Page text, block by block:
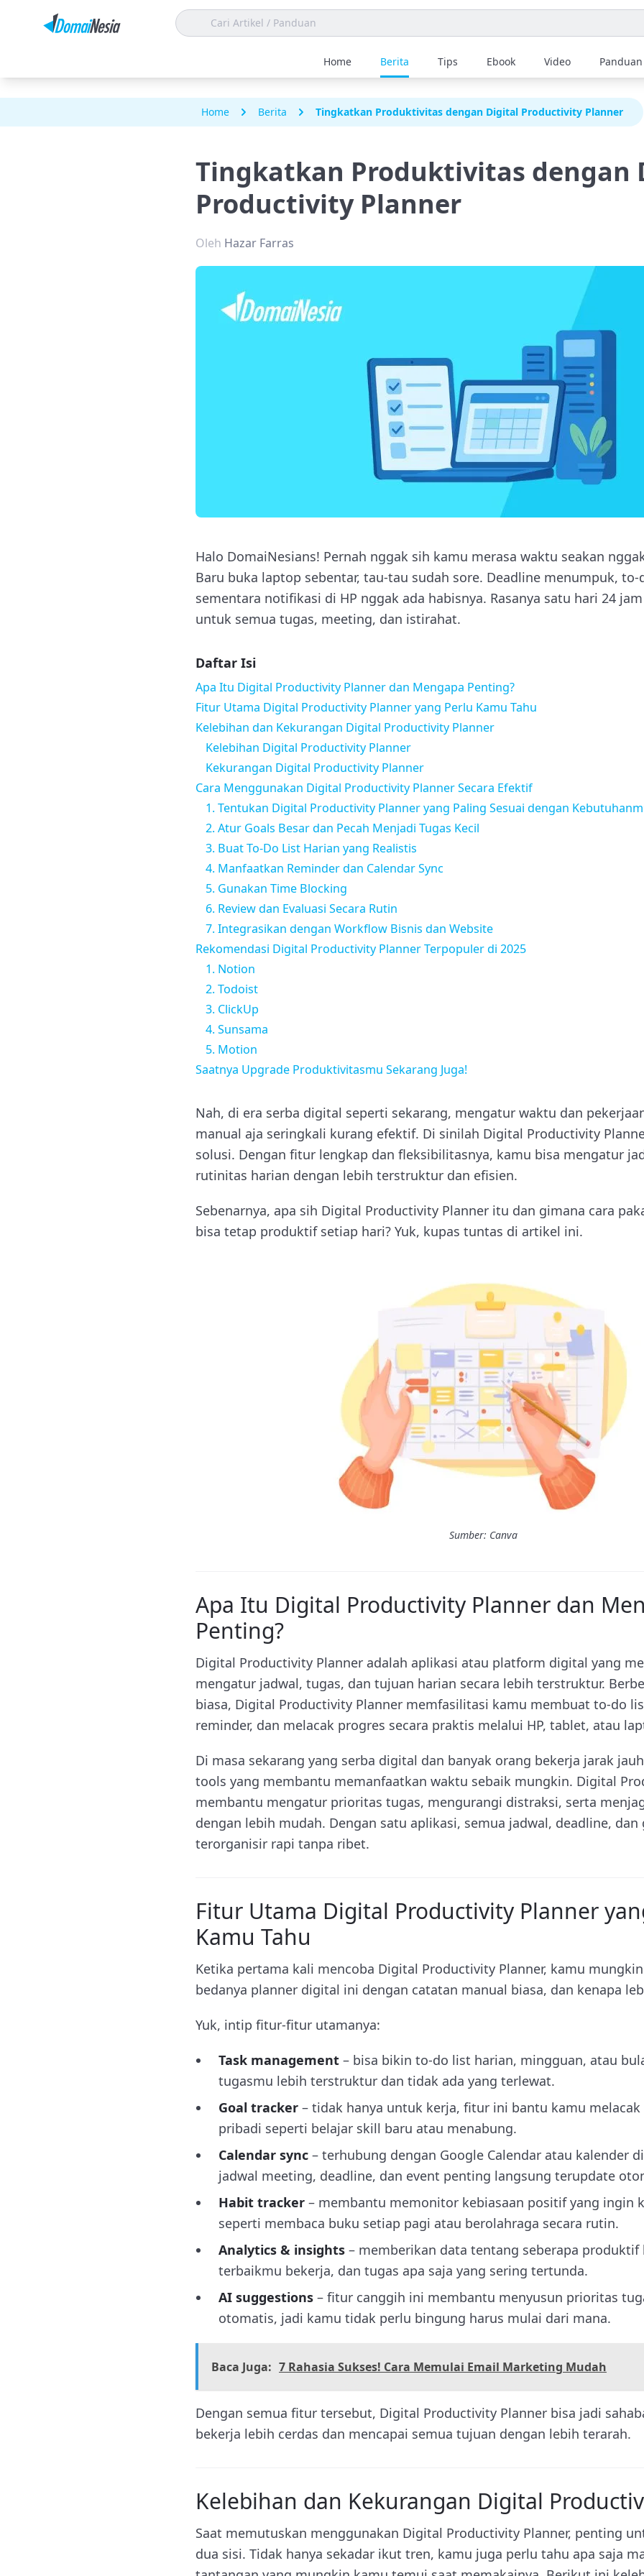
Home Berita Tips Ebook Video Panduan
Home Berita Tingkatkan Produktivitas dengan Digital Productivity Planner
Tingkatkan Produktivitas dengan
Productivity Planner
Oleh Hazar Farras
Halo DomaiNesians! Pernah nggak sih kamu merasa waktu seakan
Baru buka laptop sebentar, tau-tau sudah sore. Deadline menumpuk,
sementara notifikasi di HP nggak ada habisnya. Rasanya satu hari 24
untuk semua tugas, meeting, dan istirahat.
Daftar Isi
Apa Itu Digital Productivity Planner dan Mengapa Penting?
Fitur Utama Digital Productivity Planner yang Perlu Kamu Tahu
Kelebihan dan Kekurangan Digital Productivity Planner
Kelebihan Digital Productivity Planner
Kekurangan Digital Productivity Planner
Cara Menggunakan Digital Productivity Planner Secara Efektif
1. Tentukan Digital Productivity Planner yang Paling Sesuai dengan
2. Atur Goals Besar dan Pecah Menjadi Tugas Kecil
3. Buat To-Do List Harian yang Realistis
4. Manfaatkan Reminder dan Calendar Sync
5. Gunakan Time Blocking
6. Review dan Evaluasi Secara Rutin
7. Integrasikan dengan Workflow Bisnis dan Website
Rekomendasi Digital Productivity Planner Terpopuler di 2025
1. Notion
2. Todoist
3. ClickUp
4. Sunsama
5. Motion
Saatnya Upgrade Produktivitasmu Sekarang Juga!
Nah, di era serba digital seperti sekarang, mengatur waktu dan
manual aja seringkali kurang efektif. Di sinilah Digital Productivity
solusi. Dengan fitur lengkap dan fleksibilitasnya, kamu bisa mengatur
rutinitas harian dengan lebih terstruktur dan efisien.
Sebenarnya, apa sih Digital Productivity Planner itu dan gimana cara
bisa tetap produktif setiap hari? Yuk, kupas tuntas di artikel ini.
Sumber: Canva
Apa Itu Digital Productivity Planner dan
Penting?
Digital Productivity Planner adalah aplikasi atau platform digital yang
mengatur jadwal, tugas, dan tujuan harian secara lebih terstruktur.
biasa, Digital Productivity Planner memfasilitasi kamu membuat to-do
reminder, dan melacak progres secara praktis melalui HP, tablet, atau
Di masa sekarang yang serba digital dan banyak orang bekerja jarak
tools yang membantu memanfaatkan waktu sebaik mungkin. Digital
membantu mengatur prioritas tugas, mengurangi distraksi, serta
dengan lebih mudah. Dengan satu aplikasi, semua jadwal, deadline, dan
terorganisir rapi tanpa ribet.
Fitur Utama Digital Productivity Planner
Kamu Tahu
Ketika pertama kali mencoba Digital Productivity Planner, kamu mungkin
bedanya planner digital ini dengan catatan manual biasa, dan kenapa
Yuk, intip fitur-fitur utamanya:
Task management – bisa bikin to-do list harian, mingguan, atau
tugasmu lebih terstruktur dan tidak ada yang terlewat.
Goal tracker – tidak hanya untuk kerja, fitur ini bantu kamu
pribadi seperti belajar skill baru atau menabung.
Calendar sync – terhubung dengan Google Calendar atau kalender
jadwal meeting, deadline, dan event penting langsung terupdate
Habit tracker – membantu memonitor kebiasaan positif yang ingin
seperti membaca buku setiap pagi atau berolahraga secara rutin.
Analytics & insights – memberikan data tentang seberapa produktif
terbaikmu bekerja, dan tugas apa saja yang sering tertunda.
AI suggestions – fitur canggih ini membantu menyusun prioritas
otomatis, jadi kamu tidak perlu bingung harus mulai dari mana.
Baca Juga: 7 Rahasia Sukses! Cara Memulai Email Marketing Mudah
Dengan semua fitur tersebut, Digital Productivity Planner bisa jadi
bekerja lebih cerdas dan mencapai semua tujuan dengan lebih terarah.
Kelebihan dan Kekurangan Digital
Saat memutuskan menggunakan Digital Productivity Planner, penting
dua sisi. Tidak hanya sekadar ikut tren, kamu juga perlu tahu apa saja